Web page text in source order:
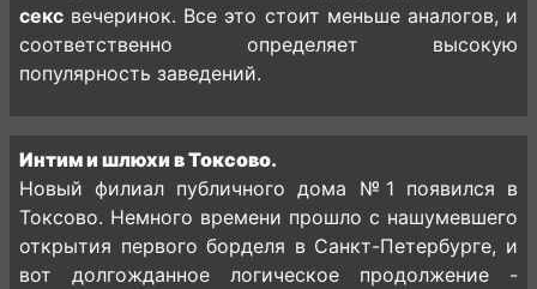
секс вечеринок. Все это стоит меньше аналогов, и
соответственно определяет высокую
популярность заведений.
Интим и шлюхи в Токсово.
Новый филиал публичного дома №1 появился в
Токсово. Немного времени прошло с нашумевшего
открытия первого борделя в Санкт-Петербурге, и
вот долгожданное логическое продолжение -